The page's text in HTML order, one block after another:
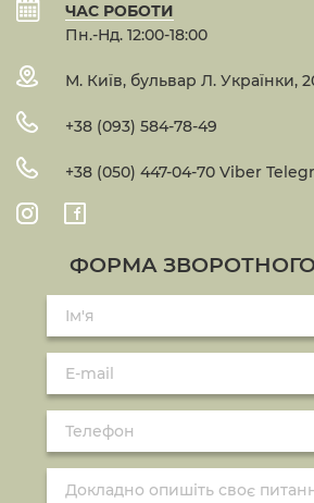
ЧАС РОБОТИ
Пн.-Нд. 12:00-18:00
М. Київ, бульвар Л. Українки,
+38 (093) 584-78-49
+38 (050) 447-04-70 Viber
ФОРМА ЗВОРОТНОГО